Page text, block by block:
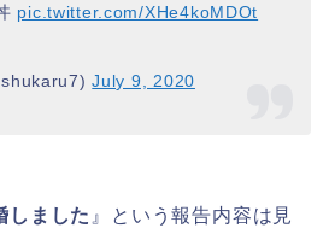
pic.twitter.com/XHe4koMDOt
July 9, 2020
しました 』という報告内容は見